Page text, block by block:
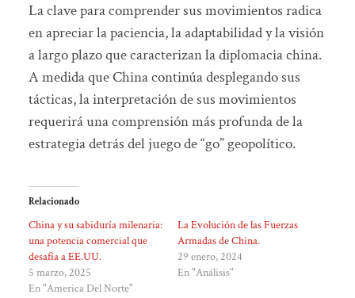
La clave para comprender sus movimientos radica
en apreciar la paciencia, la adaptabilidad y la visión
a largo plazo que caracterizan la diplomacia china.
A medida que China continúa desplegando sus
tácticas, la interpretación de sus movimientos
requerirá una comprensión más profunda de la
estrategia detrás del juego de “go” geopolítico.
Relacionado
China y su sabiduría milenaria:
una potencia comercial que
desafía a EE.UU.
5 marzo, 2025
En "America Del Norte"
La Evolución de las Fuerzas
Armadas de China.
29 enero, 2024
En "Análisis"